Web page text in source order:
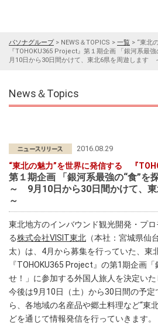
パソナグループ> NEWS＆TOPICS > 一覧 > “東北
『TOHOKU365 Project』第１期企画 「銀河系最
月10日から30日間かけて、東北6県を周遊します
News＆Topics
2016.08.29
“東北の魅力”を世界に発信する 『
第１期企画 「銀河系最強の“食”を
～ 9月10日から30日間かけて、
～
東北地方のインバウンド観光開発・プ
る株式会社VISIT東北 （本社：宮城県仙
太）は、4月から募集を行っていた、東
『TOHOKU365 Project』の第1期企画「
せ！」に参加する外国人旅人を決定いた
今後は9月10日（土）から30日間の予
ら、各地域の名産品や郷土料理など“東
どを通じて情報発信を行っていきます。